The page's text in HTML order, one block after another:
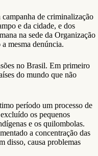
de criminalização
e da cidade, e dos
na sede da Organização
mesma denúncia.
no Brasil. Em primeiro
do mundo que não
período um processo de
os pequenos
e os quilombolas.
a concentração das
disso, causa problemas